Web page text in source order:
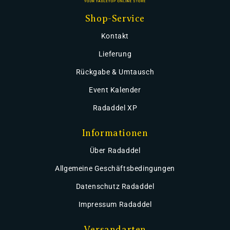
Shop-Service
Kontakt
Lieferung
Rückgabe & Umtausch
Event Kalender
Radaddel XP
Informationen
Über Radaddel
Allgemeine Geschäftsbedingungen
Datenschutz Radaddel
Impressum Radaddel